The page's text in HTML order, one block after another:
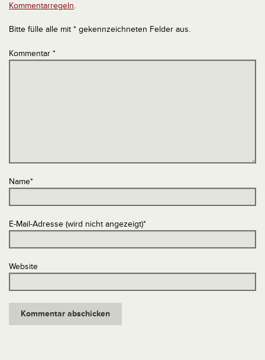
Kommentarregeln.
Bitte fülle alle mit * gekennzeichneten Felder aus.
Kommentar *
Name*
E-Mail-Adresse (wird nicht angezeigt)*
Website